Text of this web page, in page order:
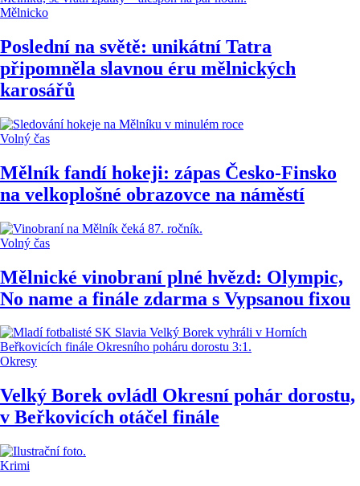
Mělnicko
Poslední na světě: unikátní Tatra
připomněla slavnou éru mělnických
karosářů
Volný čas
Mělník fandí hokeji: zápas Česko-Finsko
na velkoplošné obrazovce na náměstí
Volný čas
Mělnické vinobraní plné hvězd: Olympic,
No name a finále zdarma s Vypsanou fixou
Okresy
Velký Borek ovládl Okresní pohár dorostu,
v Beřkovicích otáčel finále
Krimi